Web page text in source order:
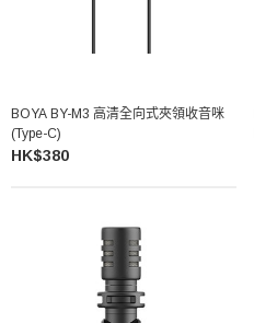
BOYA BY-M3 高清全向式夾領收音咪
(Type-C)
HK$380